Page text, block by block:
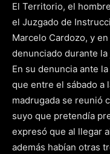
El Territorio, el
el Juzgado de
Marcelo Cardozo, y
denunciado durante
En su denuncia ante
que entre el sábado a
madrugada se reunió
suyo que pretendía
expresó que al llegar
además habían otras